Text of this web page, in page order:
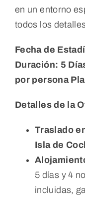
en un entorno
todos los
Fecha de
Duración: 5
por persona
Detalles de la
Traslado
Isla de
5 días y 4
incluidas,